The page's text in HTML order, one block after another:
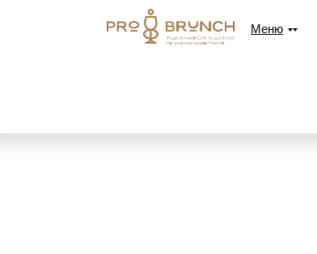
Меню
Меню